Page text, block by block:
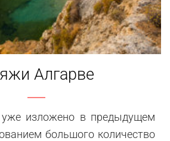
Алгарве
изложено в предыдущем
большого количество